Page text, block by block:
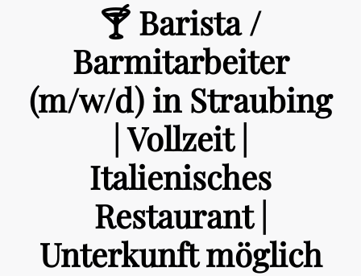
🍸 Barista /
Barmitarbeiter
(m/w/d) in Straubing
| Vollzeit |
Italienisches
Restaurant |
Unterkunft möglich